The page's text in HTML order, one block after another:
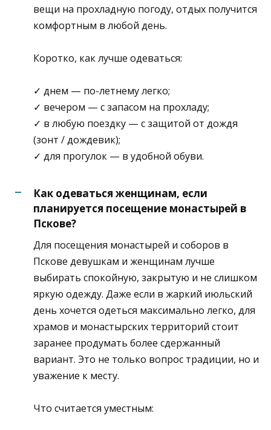
вещи на прохладную погоду, отдых получится
комфортным в любой день.
Коротко, как лучше одеваться:
✓ днем — по-летнему легко;
✓ вечером — с запасом на прохладу;
✓ в любую поездку — с защитой от дождя
(зонт / дождевик);
✓ для прогулок — в удобной обуви.
Как одеваться женщинам, если
планируется посещение монастырей в
Пскове?
Для посещения монастырей и соборов в
Пскове девушкам и женщинам лучше
выбирать спокойную, закрытую и не слишком
яркую одежду. Даже если в жаркий июльский
день хочется одеться максимально легко, для
храмов и монастырских территорий стоит
заранее продумать более сдержанный
вариант. Это не только вопрос традиции, но и
уважение к месту.
Что считается уместным: